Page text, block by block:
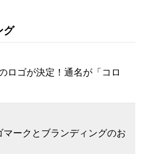
グ
ロゴが決定！通名が「コロ
マークとブランディングのお